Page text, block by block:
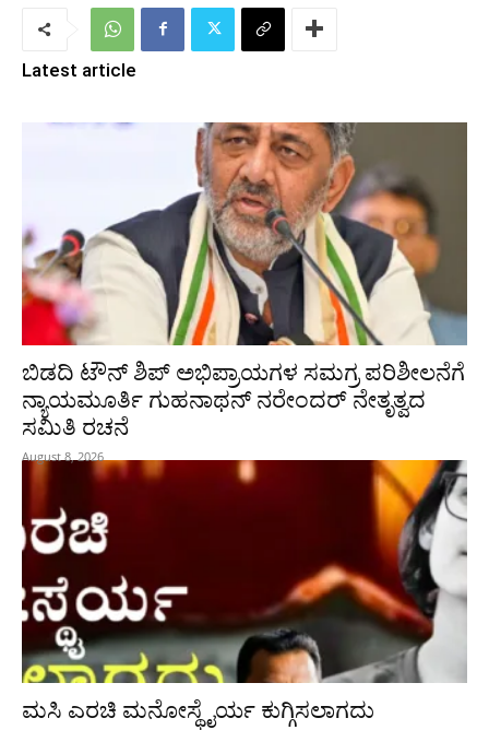
Latest article
ಬಿಡದಿ ಟೌನ್ ಶಿಪ್ ಅಭಿಪ್ರಾಯಗಳ ಸಮಗ್ರ ಪರಿಶೀಲನೆಗೆ
ನ್ಯಾಯಮೂರ್ತಿ ಗುಹನಾಥನ್ ನರೇಂದರ್ ನೇತೃತ್ವದ
ಸಮಿತಿ ರಚನೆ
August 8, 2026
ಮಸಿ ಎರಚಿ ಮನೋಸ್ಥೈರ್ಯ ಕುಗ್ಗಿಸಲಾಗದು